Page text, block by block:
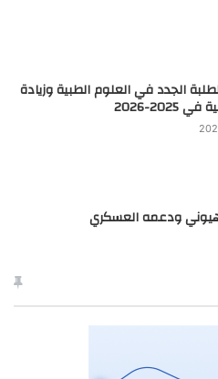
الجدد في العلوم الطبية وزيادة
2026
ودعمه العسكري